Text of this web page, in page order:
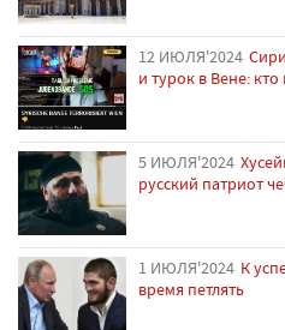
12 ИЮЛЯ'2024
и турок в Вене: кто
5 ИЮЛЯ'2024
русский патриот
1 ИЮЛЯ'2024 К
время петлять